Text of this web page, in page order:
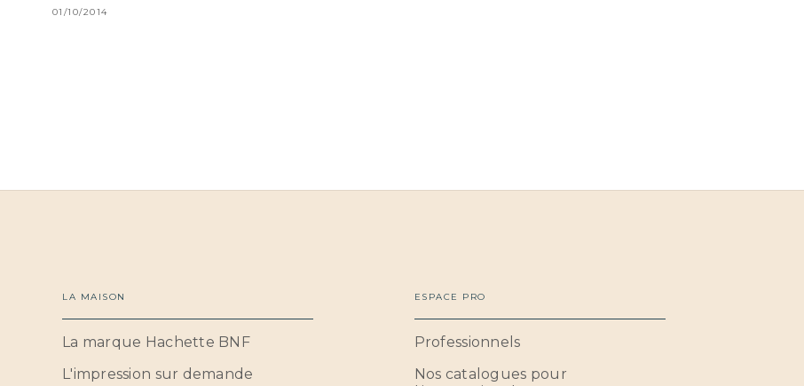
01/10/2014
LA MAISON
La marque Hachette BNF
L'impression sur demande
ESPACE PRO
Professionnels
Nos catalogues pour